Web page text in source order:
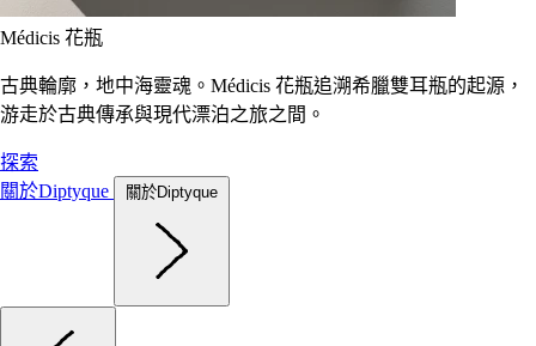
Médicis 花瓶
古典輪廓，地中海靈魂。Médicis 花瓶追溯希臘雙耳瓶的起源，
游走於古典傳承與現代漂泊之旅之間。
探索
關於Diptyque
關於Diptyque